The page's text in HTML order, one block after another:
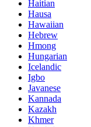
Haitian
Hausa
Hawaiian
Hebrew
Hmong
Hungarian
Icelandic
Igbo
Javanese
Kannada
Kazakh
Khmer